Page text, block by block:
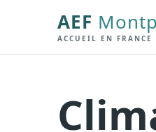
AEF
ACCUEIL EN FRANCE